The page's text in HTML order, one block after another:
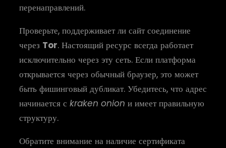
перенаправлений.
Проверьте, поддерживает ли сайт соединение
через Tor. Настоящий ресурс всегда работает
исключительно через эту сеть. Если платформа
открывается через обычный браузер, это может
быть фишинговый дубликат. Убедитесь, что адрес
начинается с kraken onion и имеет правильную
структуру.
Обратите внимание на наличие сертификата